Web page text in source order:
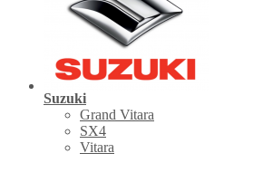
Suzuki
Grand Vitara
SX4
Vitara